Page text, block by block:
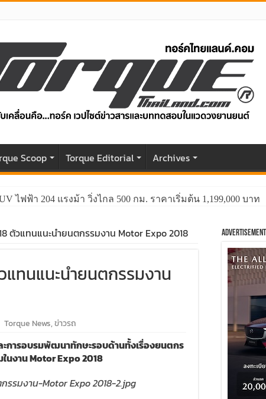
Scoop Torque Editorial Archives
H6 ปรับโฉมหน้าใหม่หล่อกว่าเดิม พร้อมสมรรถนะที่ดียิ่งกว่า
ตัวแทนแนะนำยนตกรรมงาน Motor Expo 2018
แทนแนะนำยนตกรรมงาน
Torque News,ข่าวรถ
การอบรมพัฒนาทักษะรอบด้านทั้งเรื่องยนตกร
นงาน Motor Expo 2018
Advertisement